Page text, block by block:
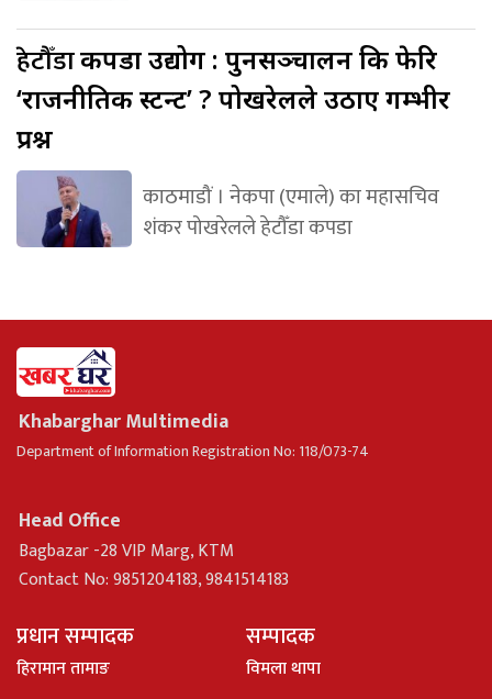
हेटौँडाकपडा उद्योग : पुनसञ्चालन कि फेरि
‘राजनीतिक स्टन्ट’ ? पोखरेलले उठाए गम्भीर
प्रश्न
काठमाडौं । नेकपा (एमाले) का महासचिव
शंकर पोखरेलले हेटौँडा कपडा
Khabarghar Multimedia
Department of Information Registration No: 118/073-74
Head Office
Bagbazar -28 VIP Marg, KTM
Contact No: 9851204183, 9841514183
प्रधान सम्पादक
हिरामान तामाङ
सम्पादक
विमला थापा